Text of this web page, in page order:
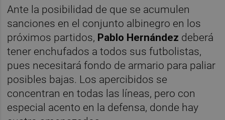
Ante la posibilidad de que se acumulen
sanciones en el conjunto albinegro en los
próximos partidos, Pablo Hernández deberá
tener enchufados a todos sus futbolistas,
pues necesitará fondo de armario para paliar
posibles bajas. Los apercibidos se
concentran en todas las líneas, pero con
especial acento en la defensa, donde hay